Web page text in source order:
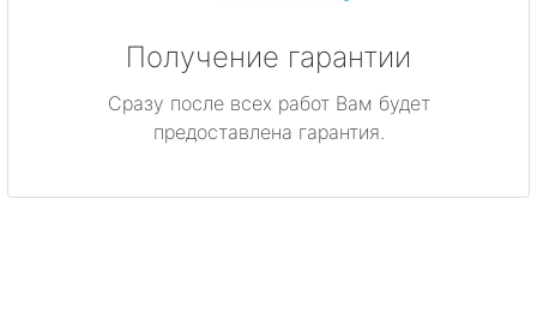
Получение гарантии
Сразу после всех работ Вам будет
предоставлена гарантия.